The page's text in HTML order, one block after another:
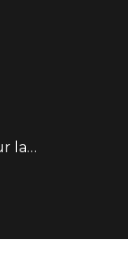
des Amériques